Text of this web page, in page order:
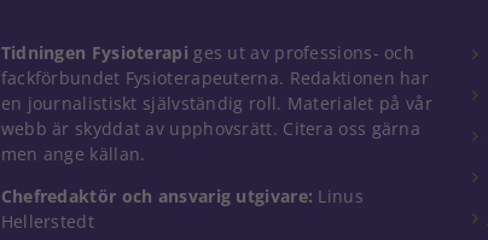
Tidningen Fysioterapi ges ut av professions- och
fackförbundet Fysioterapeuterna. Redaktionen har
en journalistiskt självständig roll. Materialet på vår
webb är skyddat av upphovsrätt. Citera oss gärna
men ange källan.
Chefredaktör och ansvarig utgivare: Linus
Hellerstedt